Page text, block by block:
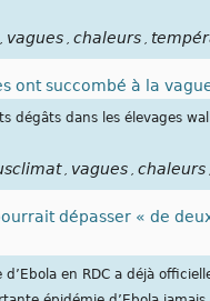
, vagues , chaleurs ,
ont succombé à la
dégâts dans les élevages
, vagues , chaleurs ,
dépasser « de
d’Ebola en RDC a déjà